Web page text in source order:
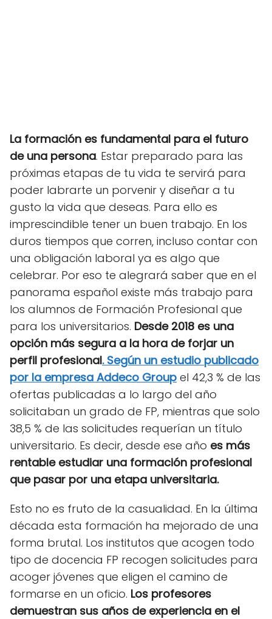
La formación es fundamental para el futuro
de una persona. Estar preparado para las
próximas etapas de tu vida te servirá para
poder labrarte un porvenir y diseñar a tu
gusto la vida que deseas. Para ello es
imprescindible tener un buen trabajo. En los
duros tiempos que corren, incluso contar con
una obligación laboral ya es algo que
celebrar. Por eso te alegrará saber que en el
panorama español existe más trabajo para
los alumnos de Formación Profesional que
para los universitarios. Desde 2018 es una
opción más segura a la hora de forjar un
perfil profesional.Según un estudio publicado
por la empresa Addeco Group el 42,3 % de las
ofertas publicadas a lo largo del año
solicitaban un grado de FP, mientras que solo
38,5 % de las solicitudes requerían un título
universitario. Es decir, desde ese año es más
rentable estudiar una formación profesional
que pasar por una etapa universitaria.
Esto no es fruto de la casualidad. En la última
década esta formación ha mejorado de una
forma brutal. Los institutos que acogen todo
tipo de docencia FP recogen solicitudes para
acoger jóvenes que eligen el camino de
formarse en un oficio. Los profesores
demuestran sus años de experiencia en el